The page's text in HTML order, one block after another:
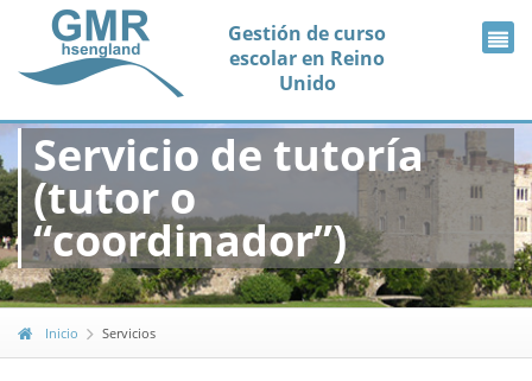
Gestión de curso
escolar en Reino
Unido
Servicio de tutoría
(tutor o
“coordinador”)
Inicio Servicios